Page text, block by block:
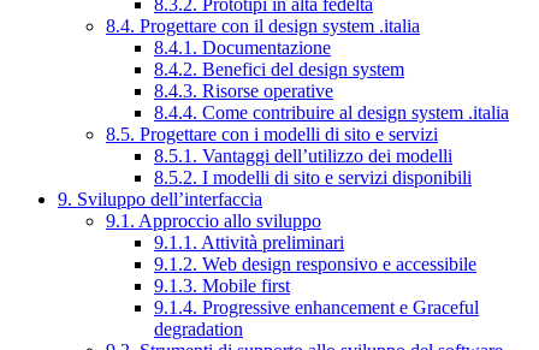
8.3.2. Prototipi in alta fedeltà
8.4. Progettare con il design system .italia
8.4.1. Documentazione
8.4.2. Benefici del design system
8.4.3. Risorse operative
8.4.4. Come contribuire al design system .italia
8.5. Progettare con i modelli di sito e servizi
8.5.1. Vantaggi dell’utilizzo dei modelli
8.5.2. I modelli di sito e servizi disponibili
9. Sviluppo dell’interfaccia
9.1. Approccio allo sviluppo
9.1.1. Attività preliminari
9.1.2. Web design responsivo e accessibile
9.1.3. Mobile first
9.1.4. Progressive enhancement e Graceful
degradation